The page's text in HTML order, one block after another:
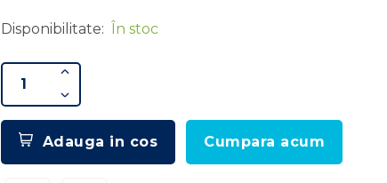
Disponibilitate: În stoc
Adauga in cos Cumpara acum